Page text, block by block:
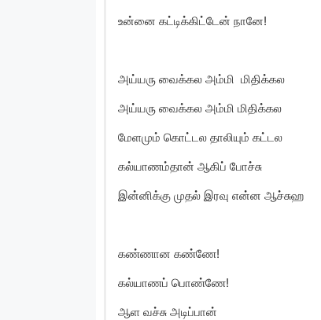
உன்னை கட்டிக்கிட்டேன் நானே!
அய்யரு வைக்கல அம்மி மிதிக்கல
அய்யரு வைக்கல அம்மி மிதிக்கல
மேளமும் கொட்டல தாலியும் கட்டல
கல்யாணம்தான் ஆகிப் போச்சு
இன்னிக்கு முதல் இரவு என்ன ஆச்சுஹ
கண்ணான கண்ணே!
கல்யாணப் பொண்ணே!
ஆள வச்சு அடிப்பான்